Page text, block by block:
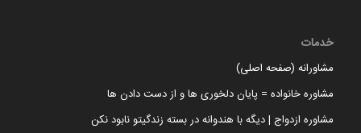
خدمات
مشاورانه (صفحه اصلی)
مشاوره خانواده = پایان دلخوری ها و از دست دادن ها
مشاوره ازدواج | دیگه با هندوانه در بسته زندگیتو نابود نکن